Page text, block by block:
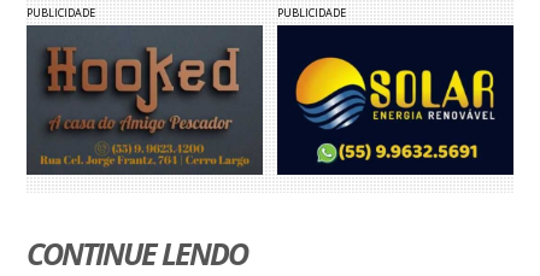
PUBLICIDADE PUBLICIDADE
CONTINUE LENDO